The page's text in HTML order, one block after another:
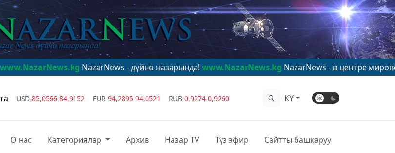
NazarNews - дүйнө назарында!www.NazarNews.kgNazarNews - в центре мирового
USD 85,0566 84,9152 EUR 94,2895 94,0521 RUB 0,9274 0,9260 KY
О нас Категориялар Архив Назар TV Түз эфир Сайтты башкаруу